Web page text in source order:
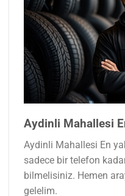
Aydinli Mahallesi
Aydinli Mahallesi En
sadece bir telefon
bilmelisiniz. Hemen
gelelim.